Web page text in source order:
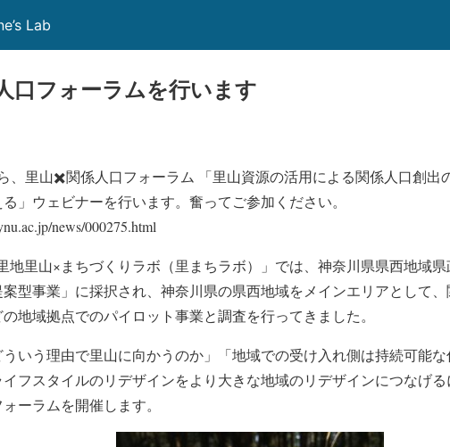
Lab
口フォーラムを行います
、里山✖️関係人口フォーラム 「里山資源の活用による関係人口創出
」ウェビナーを行います。奮ってご参加ください。
news/000275.html
地里山×まちづくりラボ（里まちラボ）」では、神奈川県県西地域
型事業」に採択され、神奈川県の県西地域をメインエリアとして
地域拠点でのパイロット事業と調査を行ってきました。
いう理由で里山に向かうのか」「地域での受け入れ側は持続可能
フスタイルのリデザインをより大きな地域のリデザインにつなげ
ーラムを開催します。